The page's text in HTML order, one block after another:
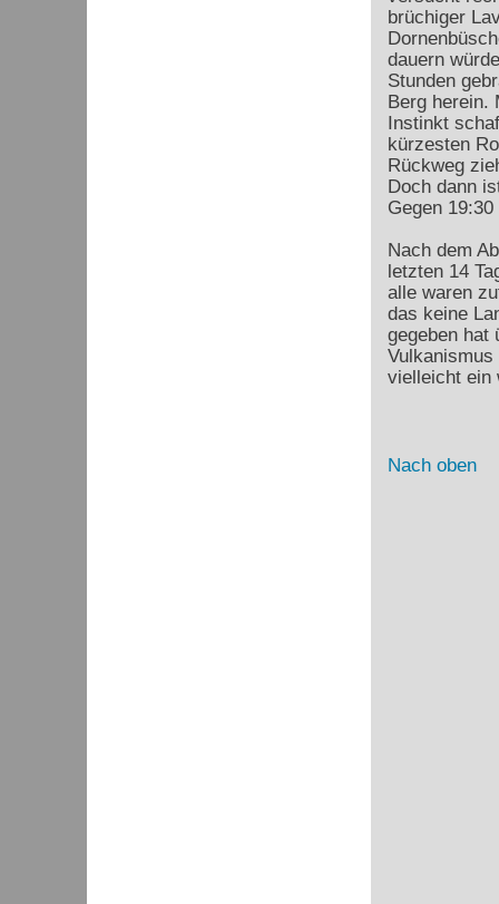
brüchiger
dauern
Stunden
Berg herein.
Instinkt
kürzesten
Rückweg
Doch dann
Gegen
Nach dem
letzten 14
alle waren
das keine
gegeben hat
vielleicht ein
Nach oben